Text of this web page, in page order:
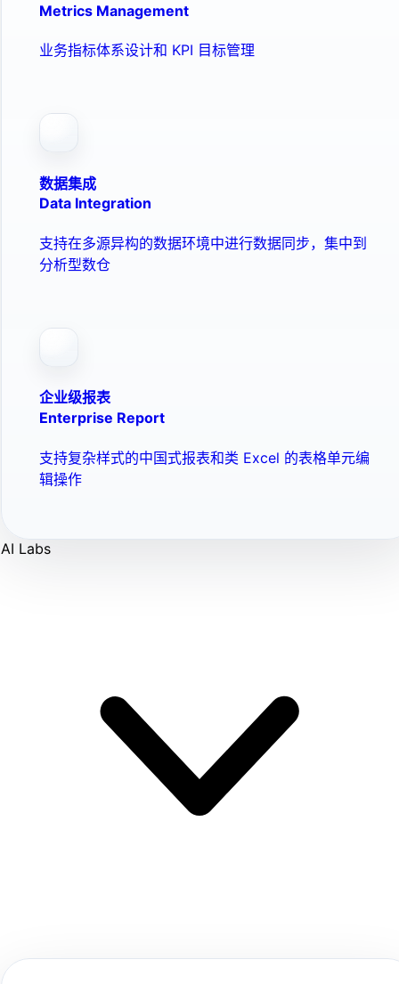
Metrics Management
业务指标体系设计和 KPI 目标管理
数据集成
Data Integration
支持在多源异构的数据环境中进行数据同步，集中到
分析型数仓
企业级报表
Enterprise Report
支持复杂样式的中国式报表和类 Excel 的表格单元编
辑操作
AI Labs